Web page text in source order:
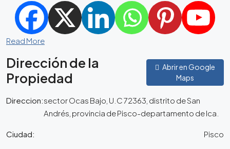
Read More
Dirección de la
Propiedad
Abrir en Google
Maps
Direccion:sector Ocas Bajo, U.C 72363, distrito de San
Andrés, provincia de Pisco-departamento de Ica.
Ciudad: Pisco